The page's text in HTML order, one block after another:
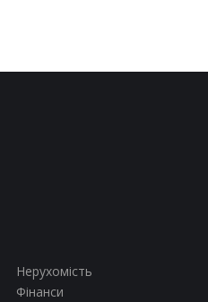
Нерухомість
Фінанси